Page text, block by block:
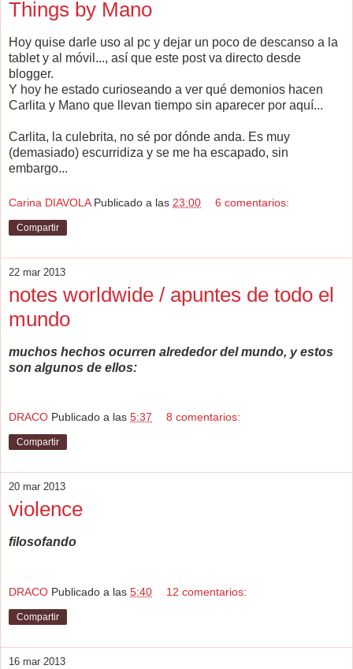
Things by Mano
Hoy quise darle uso al pc y dejar un poco de descanso a la
tablet y al móvil..., así que este post va directo desde
blogger.
Y hoy he estado curioseando a ver qué demonios hacen
Carlita y Mano que llevan tiempo sin aparecer por aquí...
Carlita, la culebrita, no sé por dónde anda. Es muy
(demasiado) escurridiza y se me ha escapado, sin
embargo...
Carina DIAVOLA Publicado a las 23:00 6 comentarios:
Compartir
22 mar 2013
notes worldwide / apuntes de todo el
mundo
muchos hechos ocurren alrededor del mundo, y estos
son algunos de ellos:
DRACO Publicado a las 5:37 8 comentarios:
Compartir
20 mar 2013
violence
filosofando
DRACO Publicado a las 5:40 12 comentarios:
Compartir
16 mar 2013